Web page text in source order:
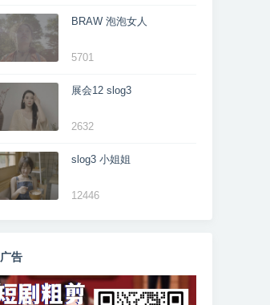
BRAW 泡泡女人
5701
展会12 slog3
2632
slog3 小姐姐
12446
广告